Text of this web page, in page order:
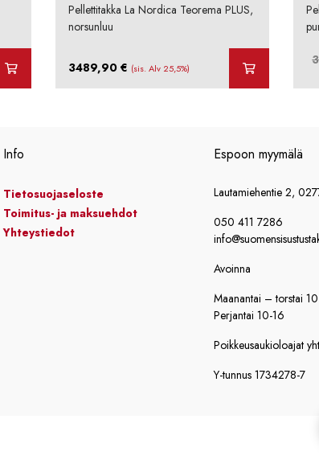
Pellettitakka La Nordica Teorema PLUS,
norsunluu
3489,90€ (sis. Alv 25,5%)
Info
Tietosuojaseloste
Toimitus- ja maksuehdot
Yhteystiedot
Espoon myymälä
Lautamiehentie 2,
050 411 7286
Avoinna
Maanantai – torstai
Perjantai 10-16
Poikkeusaukioloajat
Y-tunnus 1734278-7